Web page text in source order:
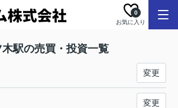
お気に入り
0
駅の売買・投資一覧
変更
変更